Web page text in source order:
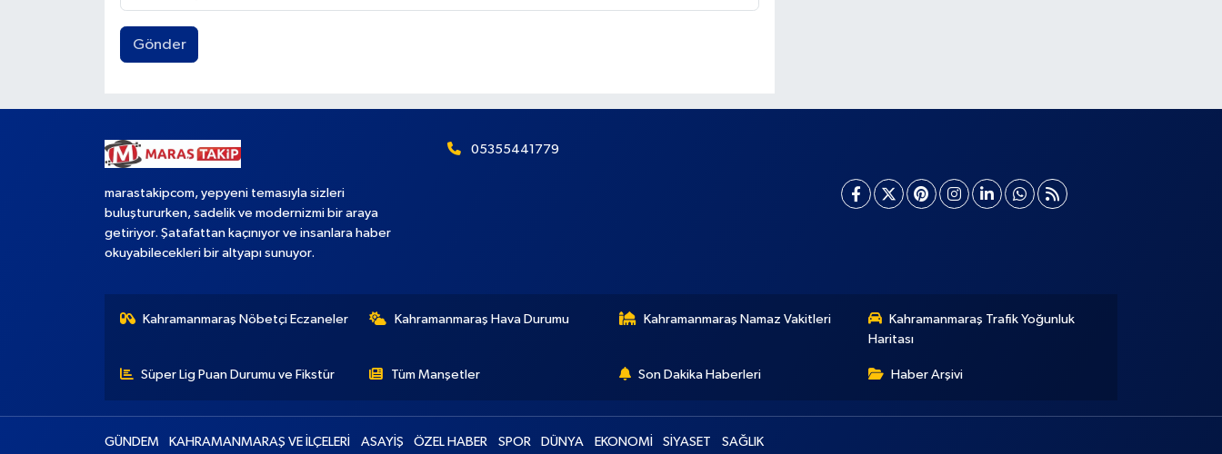
Gönder
marastakipcom, yepyeni temasıyla sizleri
buluştururken, sadelik ve modernizmi bir araya
getiriyor. Şatafattan kaçınıyor ve insanlara haber
okuyabilecekleri bir altyapı sunuyor.
05355441779
Kahramanmaraş Nöbetçi Eczaneler Kahramanmaraş Hava Durumu Kahramanmaraş Namaz Vakitleri
Kahramanmaraş Trafik Yoğunluk
Haritası
Süper Lig Puan Durumu ve Fikstür Tüm Manşetler Son Dakika Haberleri Haber Arşivi
GÜNDEM KAHRAMANMARAŞ VE İLÇELERİ ASAYİŞ ÖZEL HABER SPOR DÜNYA EKONOMİ SİYASET
SAĞLIK